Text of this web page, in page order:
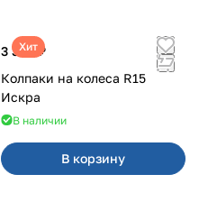
Хит
3 380 ₽
Колпаки на колеса R15
Искра
В наличии
В корзину